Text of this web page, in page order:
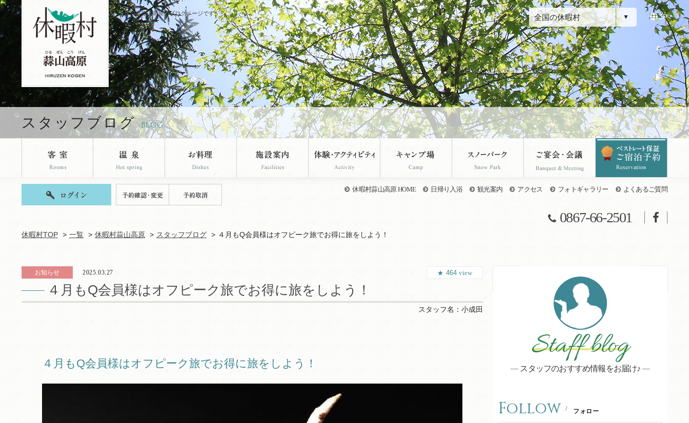
休暇村蒜山高原のブログページです。 全国の休暇村 JP
スタッフブログ BLOG
休暇村蒜山高原 HOME 日帰り入浴 観光案内 アクセス フォトギャラリー よくあるご質問
0867-66-2501
休暇村TOP 一覧 休暇村蒜山高原 スタッフブログ ４月もQ会員様はオフピーク旅でお得に旅をしよう！
お知らせ 2025.03.27
４月もQ会員様はオフピーク旅でお得に旅をしよう！
464 view
スタッフ名： 小成田
４月もQ会員様はオフピーク旅でお得に旅をしよう！ Staff blog
スタッフのおすすめ情報をお届け♪
Follow フォロー